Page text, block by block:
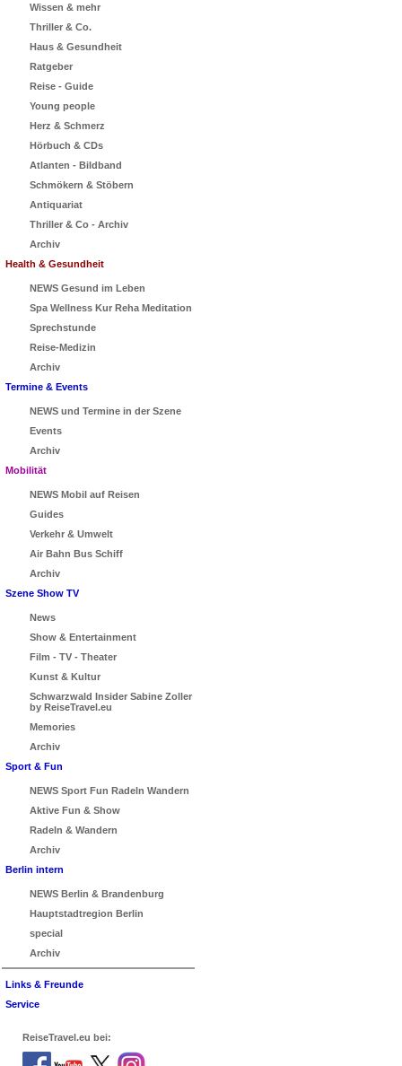
Wissen & mehr
Thriller & Co.
Haus & Gesundheit
Ratgeber
Reise - Guide
Young people
Herz & Schmerz
Hörbuch & CDs
Atlanten - Bildband
Schmökern & Stöbern
Antiquariat
Thriller & Co - Archiv
Archiv
Health & Gesundheit
NEWS Gesund im Leben
Spa Wellness Kur Reha Meditation
Sprechstunde
Reise-Medizin
Archiv
Termine & Events
NEWS und Termine in der Szene
Events
Archiv
Mobilität
NEWS Mobil auf Reisen
Guides
Verkehr & Umwelt
Air Bahn Bus Schiff
Archiv
Szene Show TV
News
Show & Entertainment
Film - TV - Theater
Kunst & Kultur
Schwarzwald Insider Sabine Zoller
by ReiseTravel.eu
Memories
Archiv
Sport & Fun
NEWS Sport Fun Radeln Wandern
Aktive Fun & Show
Radeln & Wandern
Archiv
Berlin intern
NEWS Berlin & Brandenburg
Hauptstadtregion Berlin
special
Archiv
Links & Freunde
Service
ReiseTravel.eu bei: